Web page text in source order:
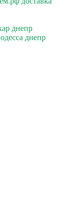
днепр
днепр